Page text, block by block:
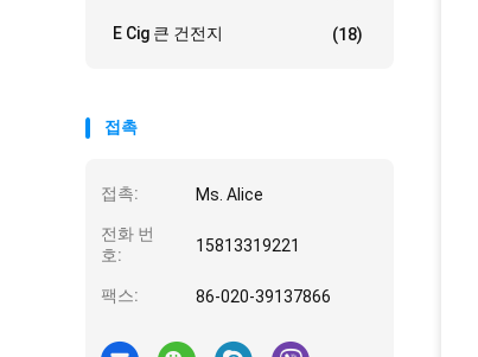
E Cig 큰 건전지 (18)
접촉
접촉: Ms. Alice
전화 번
호:
15813319221
팩스: 86-020-39137866